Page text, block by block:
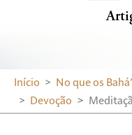
Início No que os
Devoção